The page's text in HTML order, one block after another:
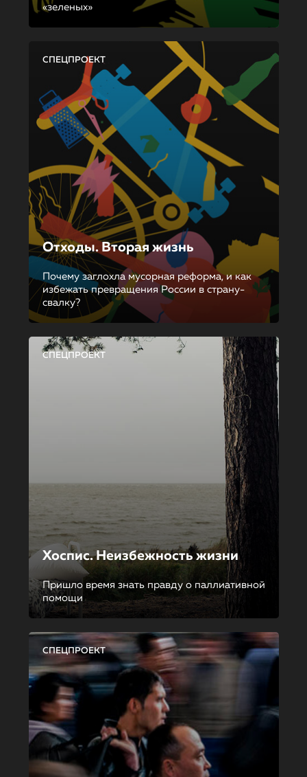
«зеленых»
СПЕЦПРОЕКТ
Отходы. Вторая жизнь
Почему заглохла мусорная реформа, и как
избежать превращения России в страну-
свалку?
СПЕЦПРОЕКТ
Хоспис. Неизбежность жизни
Пришло время знать правду о паллиативной
помощи
СПЕЦПРОЕКТ